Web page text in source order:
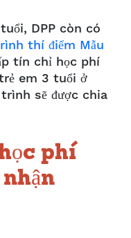
DPP còn có
thí điểm Mẫu
tín chỉ học phí
em 3 tuổi ở
sẽ được chia
phí